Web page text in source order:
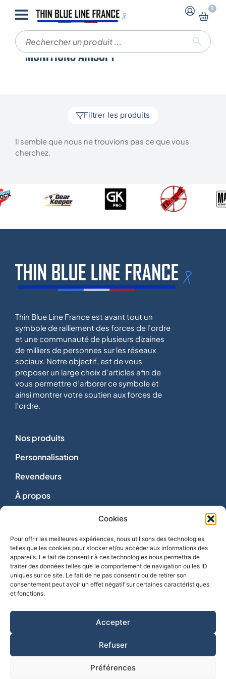
Cookies
Pour offrir les meilleures expériences, nous utilisons des technologies
telles que les cookies pour stocker et/ou accéder aux informations des
appareils. Le fait de consentir à ces technologies nous permettra de
traiter des données telles que le comportement de navigation ou les ID
uniques sur ce site. Le fait de ne pas consentir ou de retirer son
consentement peut avoir un effet négatif sur certaines caractéristiques
et fonctions.
Accepter
Refuser
Préférences
0
Accueil Munitions Airsoft
Munitions Airsoft
Filtrer les produits
Il semble que nous ne trouvions pas ce que vous
cherchez.
Thin Blue Line France est avant tout un
symbole de ralliement des forces de l’ordre
et une communauté de plusieurs dizaines
de milliers de personnes sur les réseaux
sociaux. Notre objectif, est de vous
proposer un large choix d’articles afin de
vous permettre d’arborer ce symbole et
ainsi montrer votre soutien aux forces de
l’ordre.
Nos produits
Personnalisation
Revendeurs
À propos
Nous contacter
Vie privée